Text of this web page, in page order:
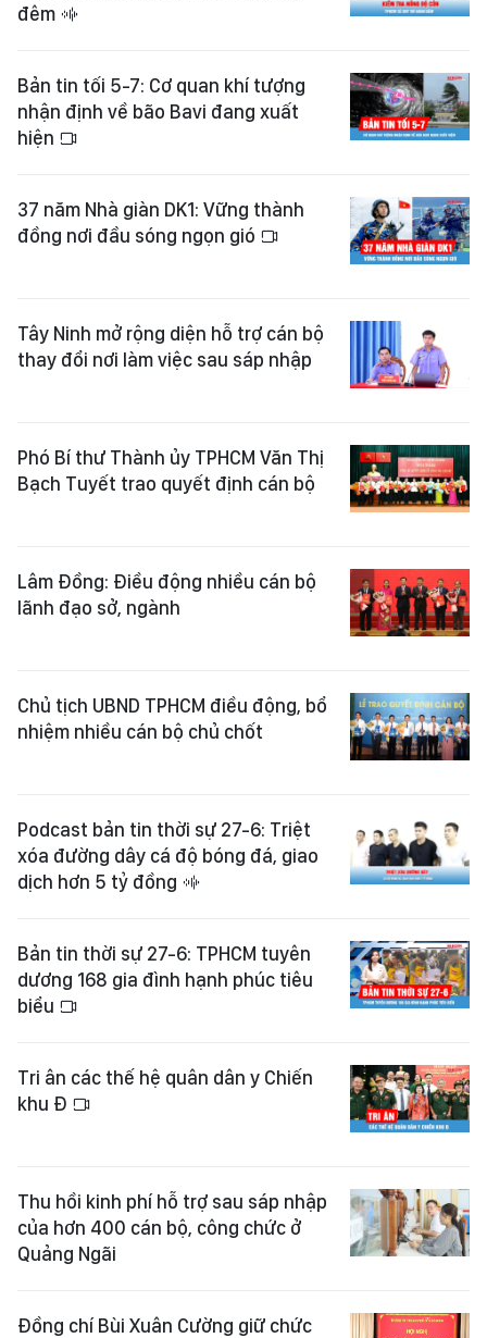
đêm
Bản tin tối 5-7: Cơ quan khí tượng
nhận định về bão Bavi đang xuất
hiện
37 năm Nhà giàn DK1: Vững thành
đồng nơi đầu sóng ngọn gió
Tây Ninh mở rộng diện hỗ trợ cán bộ
thay đổi nơi làm việc sau sáp nhập
Phó Bí thư Thành ủy TPHCM Văn Thị
Bạch Tuyết trao quyết định cán bộ
Lâm Đồng: Điều động nhiều cán bộ
lãnh đạo sở, ngành
Chủ tịch UBND TPHCM điều động, bổ
nhiệm nhiều cán bộ chủ chốt
Podcast bản tin thời sự 27-6: Triệt
xóa đường dây cá độ bóng đá, giao
dịch hơn 5 tỷ đồng
Bản tin thời sự 27-6: TPHCM tuyên
dương 168 gia đình hạnh phúc tiêu
biểu
Tri ân các thế hệ quân dân y Chiến
khu Đ
Thu hồi kinh phí hỗ trợ sau sáp nhập
của hơn 400 cán bộ, công chức ở
Quảng Ngãi
Đồng chí Bùi Xuân Cường giữ chức